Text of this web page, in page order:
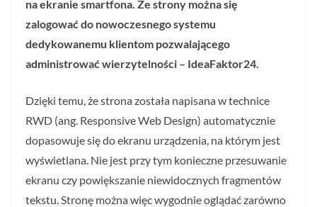
na ekranie smartfona. Ze strony można się
zalogować do nowoczesnego systemu
dedykowanemu klientom pozwalającego
administrować wierzytelności – IdeaFaktor24.
Dzięki temu, że strona została napisana w technice
RWD (ang. Responsive Web Design) automatycznie
dopasowuje się do ekranu urządzenia, na którym jest
wyświetlana. Nie jest przy tym konieczne przesuwanie
ekranu czy powiększanie niewidocznych fragmentów
tekstu. Stronę można więc wygodnie oglądać zarówno